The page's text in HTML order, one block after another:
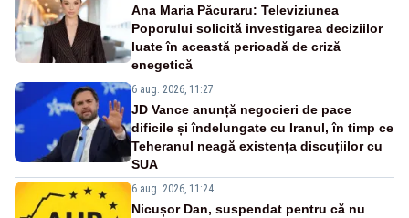
Ana Maria Păcuraru: Televiziunea
Poporului solicită investigarea deciziilor
luate în această perioadă de criză
enegetică
6 aug. 2026, 11:27
JD Vance anunță negocieri de pace
dificile și îndelungate cu Iranul, în timp ce
Teheranul neagă existența discuțiilor cu
SUA
6 aug. 2026, 11:24
Nicușor Dan, suspendat pentru că nu